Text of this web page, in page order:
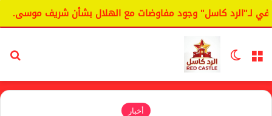
لـ"الرد كاسل" وجود مفاوضات مع الهلال بشأن شريف موسى.
القائمة الوضع المظلم
أخبار